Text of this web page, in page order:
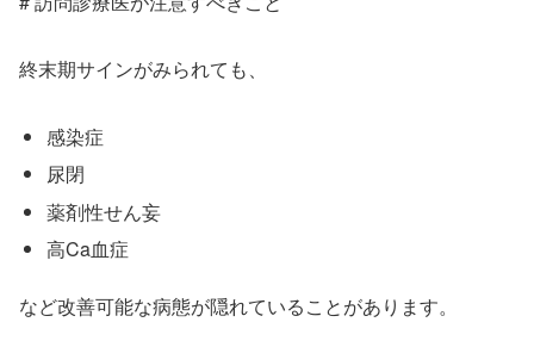
終末期サインがみられても、
感染症
尿閉
薬剤性せん妄
高Ca血症
など改善可能な病態が隠れていることがあります。